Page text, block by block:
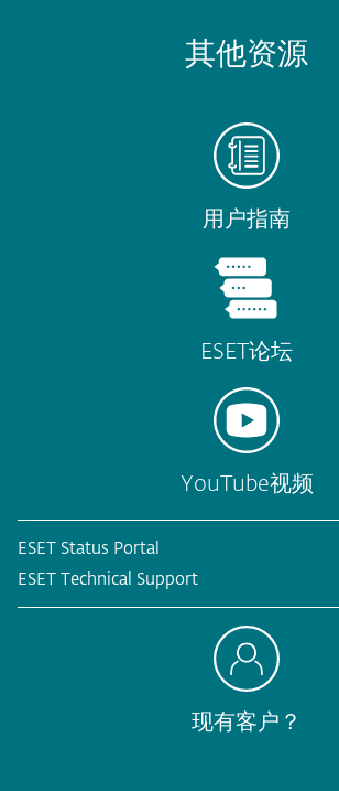
其他资源
用户指南
ESET论坛
YouTube视频
ESET Status Portal
ESET Technical Support
现有客户？